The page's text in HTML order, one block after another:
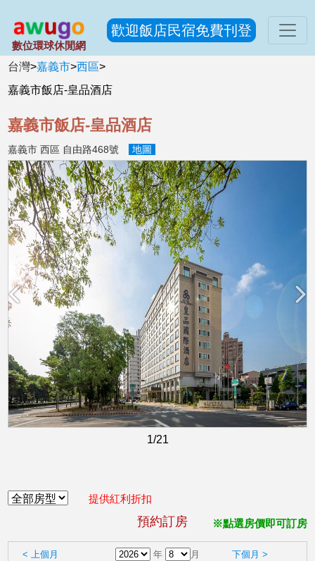
數位環球休閒網
歡迎飯店民宿免費刊登
台灣>嘉義市>西區>
嘉義市飯店-皇品酒店
嘉義市飯店-皇品酒店
嘉義市 西區 自由路468號 地圖
1/21
提供紅利折扣
預約訂房 ※點選房價即可訂房
< 上個月 年 月 下個月 >